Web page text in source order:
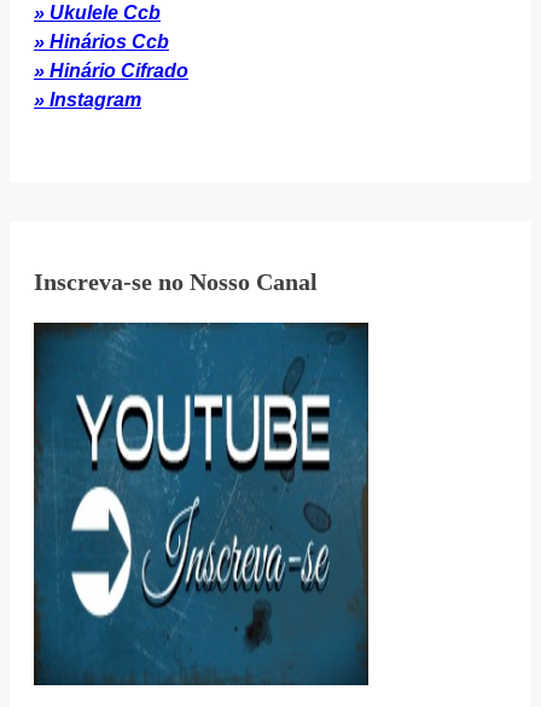
» Ukulele Ccb
» Hinários Ccb
» Hinário Cifrado
» Instagram
Inscreva-se no Nosso Canal